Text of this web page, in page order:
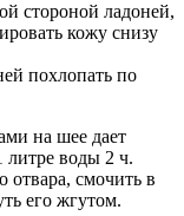
стороной ладоней,
кожу снизу
похлопать по
на шее дает
литре воды 2 ч.
отвара, смочить в
его жгутом.